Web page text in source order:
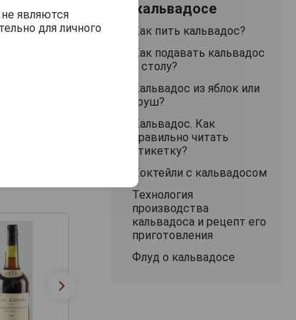
грецкого
сырам и
О кальвадосе
Как пить кальвадос?
Как подавать кальвадос
к столу?
Кальвадос из яблок или
груш?
Кальвадос. Как
правильно читать
этикетку?
Коктейли с кальвадосом
Технология
производства
кальвадоса и рецепт его
приготовления
Флуд о кальвадосе
являются
для личного